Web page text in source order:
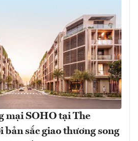
mại SOHO tại The
sắc giao thương song